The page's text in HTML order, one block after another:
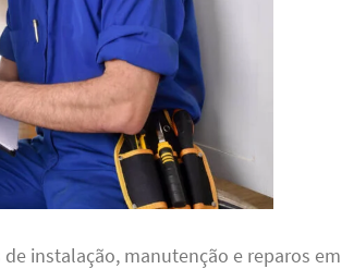
instalação, manutenção e reparos em